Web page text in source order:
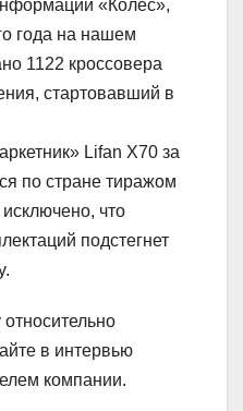
«Колёс»,
года на нашем
1122 кроссовера
стартовавший в
Lifan X70 за
по стране тиражом
что
подстегнет
в интервью
компании.